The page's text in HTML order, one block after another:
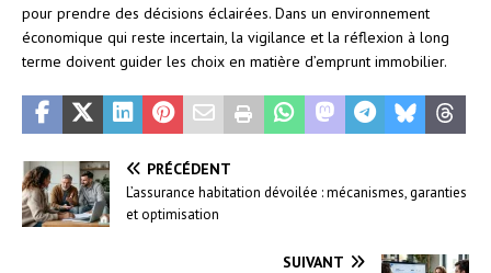
pour prendre des décisions éclairées. Dans un environnement
économique qui reste incertain, la vigilance et la réflexion à long
terme doivent guider les choix en matière d’emprunt immobilier.
PRÉCÉDENT
L’assurance habitation dévoilée : mécanismes, garanties
et optimisation
SUIVANT